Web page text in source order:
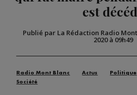
est
Publié par La Rédaction Radio
2020 à 09h49
Radio Mont Blanc Actus
Politique
Société